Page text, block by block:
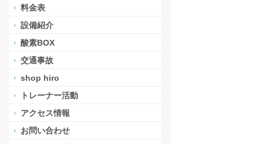
料金表
設備紹介
酸素BOX
交通事故
shop hiro
トレーナー活動
アクセス情報
お問い合わせ